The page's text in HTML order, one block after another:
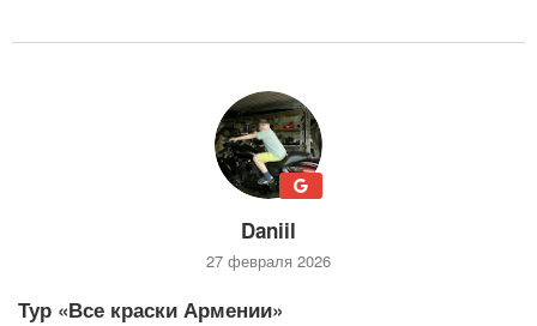
Daniil
27 февраля 2026
Тур «Все краски Армении»